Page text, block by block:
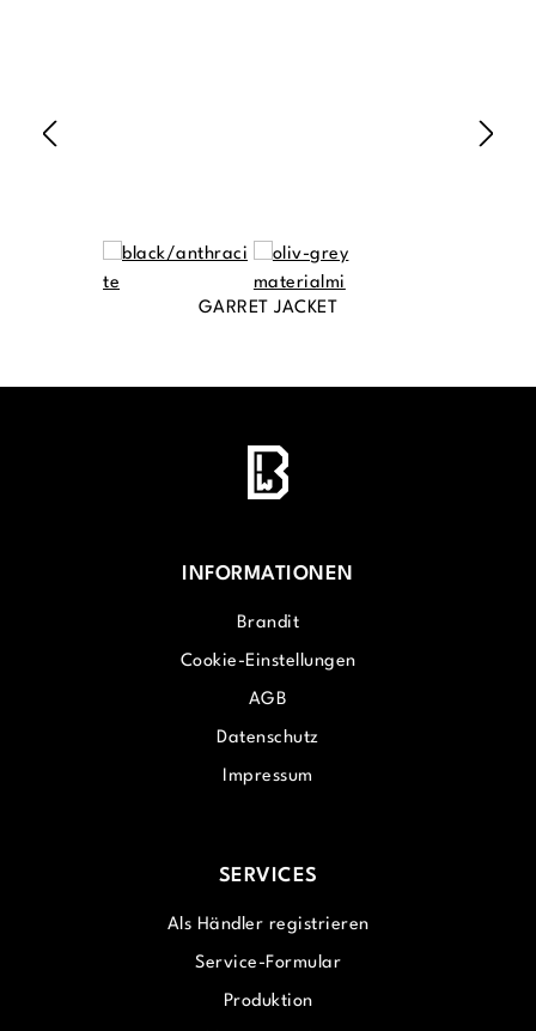
GARRET JACKET
INFORMATIONEN
Brandit
Cookie-Einstellungen
AGB
Datenschutz
Impressum
SERVICES
Als Händler registrieren
Service-Formular
Produktion